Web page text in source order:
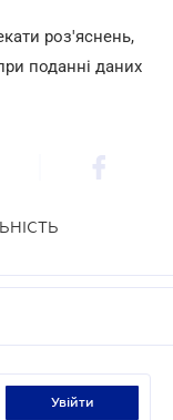
роз'яснень,
поданні даних
увійти